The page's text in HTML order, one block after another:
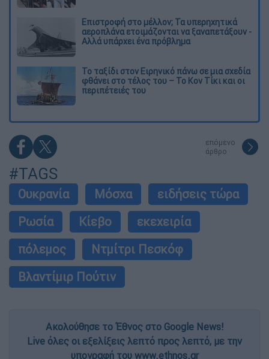
Επιστροφή στο μέλλον; Τα υπερηχητικά
αεροπλάνα ετοιμάζονται να ξαναπετάξουν -
Αλλά υπάρχει ένα πρόβλημα
Το ταξίδι στον Ειρηνικό πάνω σε μια σχεδία
φθάνει στο τέλος του – Το Κον Τίκι και οι
περιπέτειές του
επόμενο
άρθρο
#TAGS
Ουκρανία Μόσχα
ειδήσεις τώρα
Ρωσία
Κίεβο
εκεχειρία
πόλεμος
Ντμίτρι Πεσκόφ
Βλαντίμιρ Πούτιν
Ακολούθησε το Έθνος στο Google News!
Live όλες οι εξελίξεις λεπτό προς λεπτό, με την
υπογραφή του www.ethnos.gr